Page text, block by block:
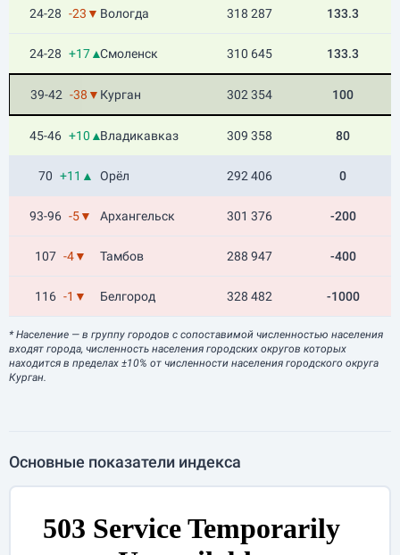
24-28 -23▼ Вологда 318 287 133.3
24-28 +17▲Смоленск 310 645 133.3
39-42 -38▼ Курган 302 354 100
45-46 +10▲Владикавказ 309 358 80
70 +11▲ Орёл 292 406 0
93-96 -5▼ Архангельск 301 376 -200
107 -4▼ Тамбов 288 947 -400
116 -1▼ Белгород 328 482 -1000
* Население — в группу городов с сопоставимой численностью населения
входят города, численность населения городских округов которых
находится в пределах ±10% от численности населения городского округа
Курган.
Основные показатели индекса